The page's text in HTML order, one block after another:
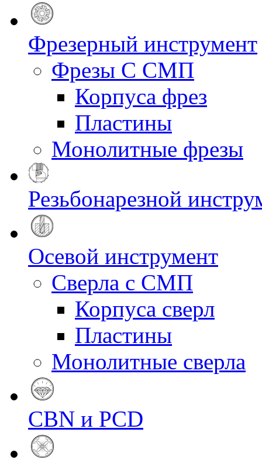
Фрезерный инструмент
Фрезы С СМП
Корпуса фрез
Пластины
Монолитные фрезы
Резьбонарезной
Осевой инструмент
Сверла с СМП
Корпуса сверл
Пластины
Монолитные сверла
CBN и PCD